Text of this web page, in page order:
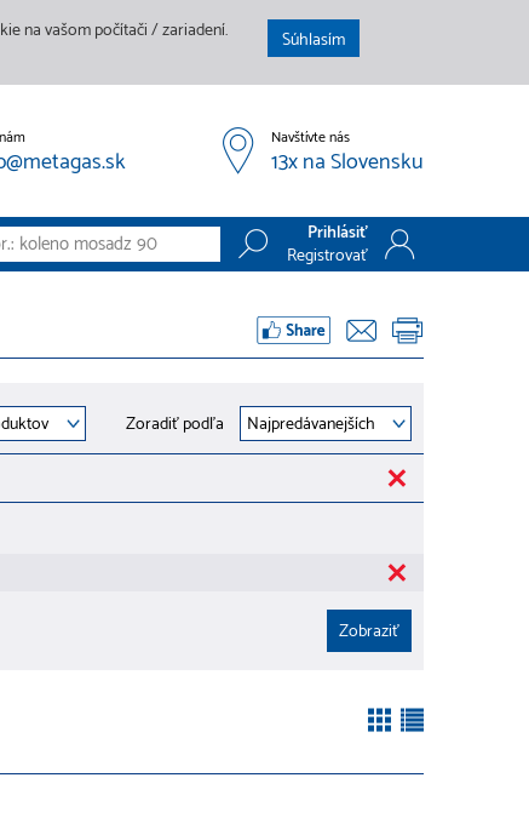
na vašom počítači / zariadení.
Súhlasím
Navštívte nás
13x na Slovensku
Prihlásiť
Registrovať
Registrovať
Zoradiť podľa